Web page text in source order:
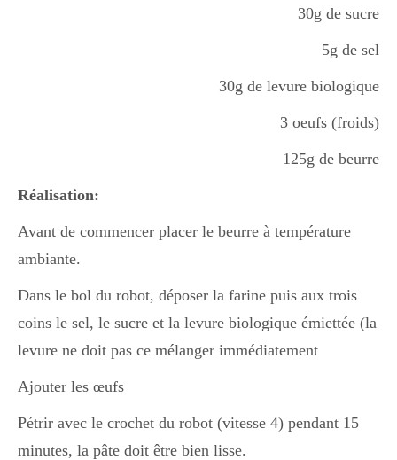
30g de sucre
5g de sel
30g de levure biologique
3 oeufs (froids)
125g de beurre
Réalisation:
Avant de commencer placer le beurre à température
ambiante.
Dans le bol du robot, déposer la farine puis aux trois
coins le sel, le sucre et la levure biologique émiettée (la
levure ne doit pas ce mélanger immédiatement
Ajouter les œufs
Pétrir avec le crochet du robot (vitesse 4) pendant 15
minutes, la pâte doit être bien lisse.